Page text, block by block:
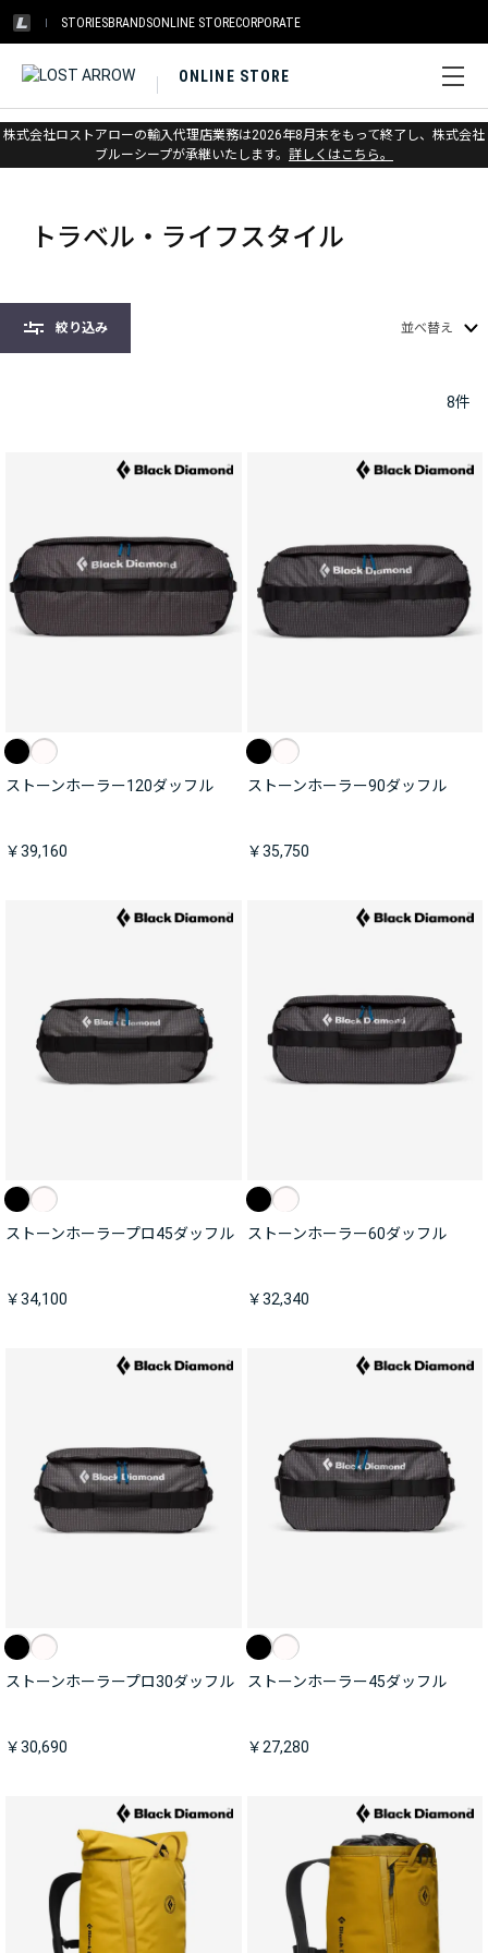
STORIESBRANDSONLINE STORECORPORATE
ONLINE STORE
株式会社ロストアローの輸入代理店業務は2026年8月末をもって終了し、株式会社
ブルーシープが承継いたします。 詳しくはこちら。
ホーム > ブラックダイヤモンド > バックパック & バッグ
トラベル・ライフスタイル
トラベル・ライフスタイル
絞り込み 並べ替え
8件
ストーンホーラー120ダッフル
￥39,160
ストーンホーラー90ダッフル
￥35,750
ストーンホーラープロ45ダッフル
￥34,100
ストーンホーラー60ダッフル
￥32,340
ストーンホーラープロ30ダッフル
￥30,690
ストーンホーラー45ダッフル
￥27,280